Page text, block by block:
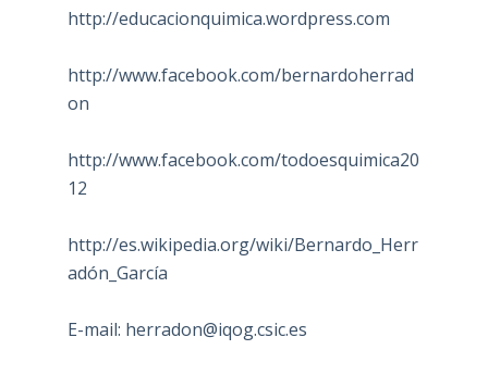
http://educacionquimica.wordpress.com
http://www.facebook.com/bernardoherrad
on
http://www.facebook.com/todoesquimica20
12
http://es.wikipedia.org/wiki/Bernardo_Herr
adón_García
E-mail: herradon@iqog.csic.es